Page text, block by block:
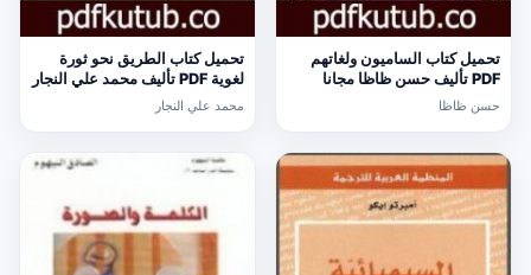
تحميل كتاب الساميون ولغاتهم
PDF تأليف حسن ظاظا مجانا
[كامل]
حسن ظاظا
تحميل كتاب الطريق نحو ثورة
لغوية PDF تأليف محمد علي النجار
مجانا [كامل]
محمد علي النجار